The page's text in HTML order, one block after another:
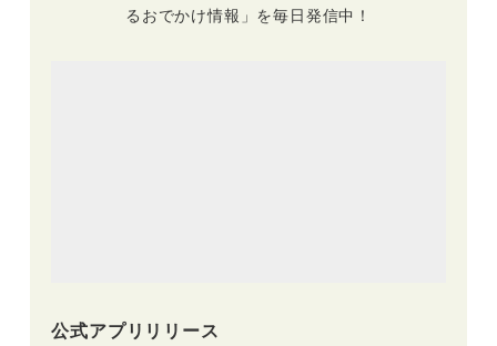
るおでかけ情報」を毎日発信中！
公式アプリリリース